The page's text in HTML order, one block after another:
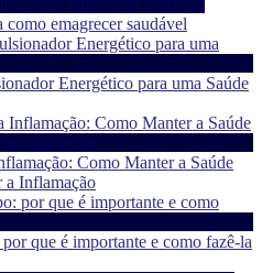
emagrecer saudável
Energético para uma Saúde
Como Manter a Saúde
a Inflamação
que é importante e como fazê-la